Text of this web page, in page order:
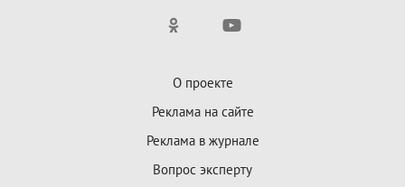
О проекте
Реклама на сайте
Реклама в журнале
Вопрос эксперту